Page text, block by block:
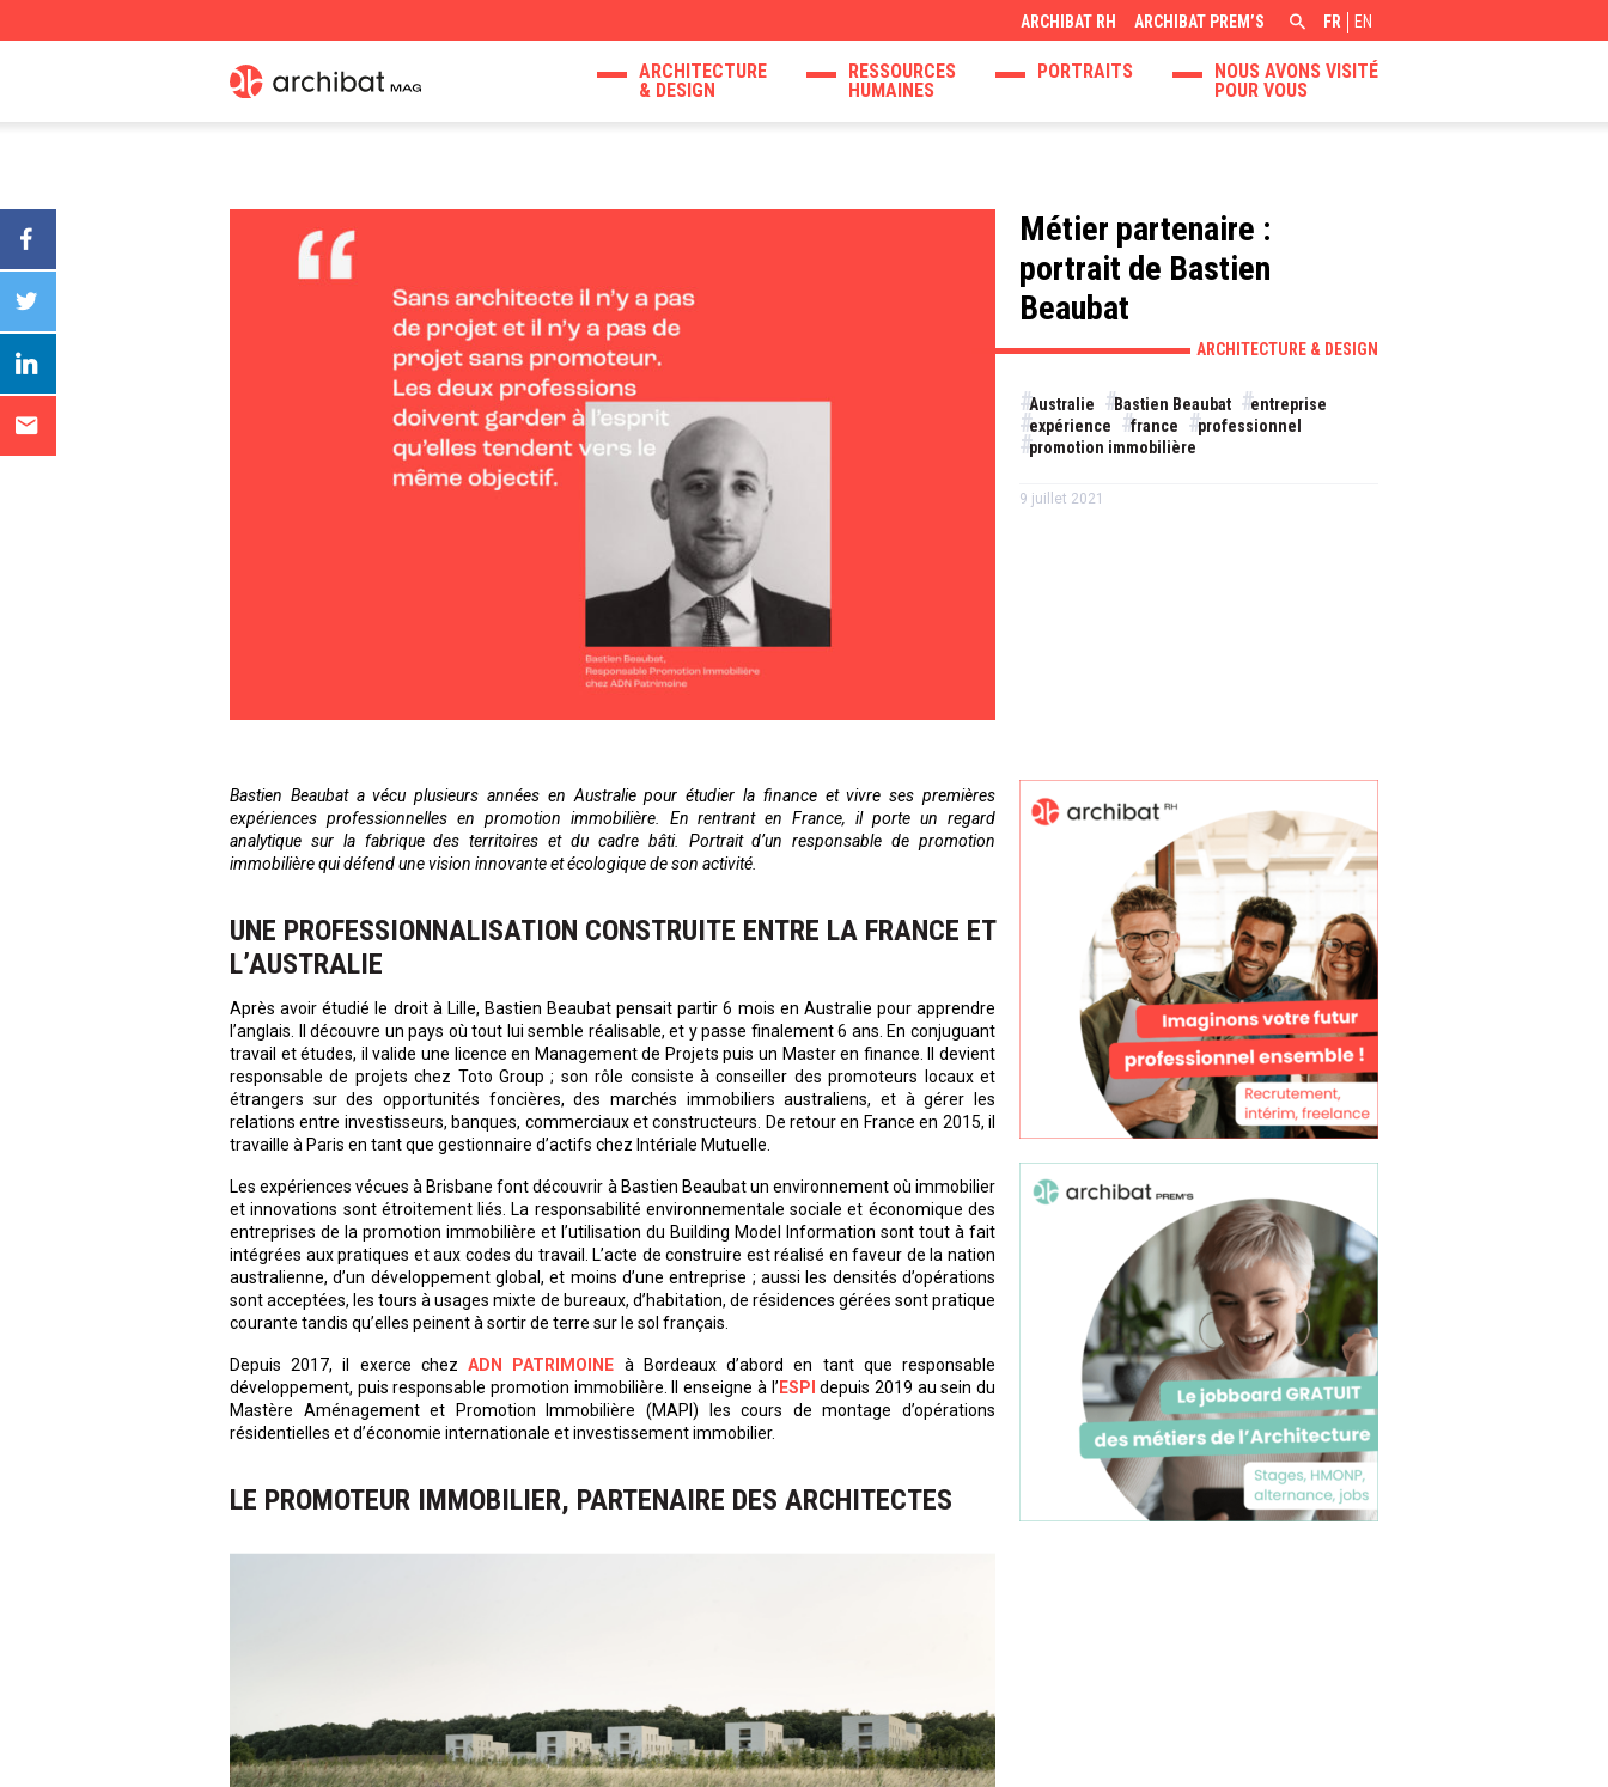
ARCHIBAT RH ARCHIBAT PREM’S FR EN
ARCHITECTURE
& DESIGN
RESSOURCES
HUMAINES
PORTRAITS
NOUS AVONS VISITÉ
POUR VOUS
Métier partenaire :
portrait de Bastien
Beaubat
ARCHITECTURE & DESIGN
Australie Bastien Beaubat
entreprise
expérience
france
professionnel
promotion immobilière
9 juillet 2021
Bastien Beaubat a vécu plusieurs années en Australie pour étudier la finance et vivre ses premières
expériences professionnelles en promotion immobilière. En rentrant en France, il porte un regard
analytique sur la fabrique des territoires et du cadre bâti. Portrait d’un responsable de promotion
immobilière qui défend une vision innovante et écologique de son activité.
UNE PROFESSIONNALISATION CONSTRUITE ENTRE LA FRANCE ET
L’AUSTRALIE
Après avoir étudié le droit à Lille, Bastien Beaubat pensait partir 6 mois en Australie pour apprendre
l’anglais. Il découvre un pays où tout lui semble réalisable, et y passe finalement 6 ans. En conjuguant
travail et études, il valide une licence en Management de Projets puis un Master en finance. Il devient
responsable de projets chez Toto Group ; son rôle consiste à conseiller des promoteurs locaux et
étrangers sur des opportunités foncières, des marchés immobiliers australiens, et à gérer les
relations entre investisseurs, banques, commerciaux et constructeurs. De retour en France en 2015, il
travaille à Paris en tant que gestionnaire d’actifs chez Intériale Mutuelle.
Les expériences vécues à Brisbane font découvrir à Bastien Beaubat un environnement où immobilier
et innovations sont étroitement liés. La responsabilité environnementale sociale et économique des
entreprises de la promotion immobilière et l’utilisation du Building Model Information sont tout à fait
intégrées aux pratiques et aux codes du travail. L’acte de construire est réalisé en faveur de la nation
australienne, d’un développement global, et moins d’une entreprise ; aussi les densités d’opérations
sont acceptées, les tours à usages mixte de bureaux, d’habitation, de résidences gérées sont pratique
courante tandis qu’elles peinent à sortir de terre sur le sol français.
Depuis 2017, il exerce chezADN PATRIMOINE à Bordeaux d’abord en tant que responsable
développement, puis responsable promotion immobilière. Il enseigne à l’ ESPI depuis 2019 au sein du
Mastère Aménagement et Promotion Immobilière (MAPI) les cours de montage d’opérations
résidentielles et d’économie internationale et investissement immobilier.
LE PROMOTEUR IMMOBILIER, PARTENAIRE DES ARCHITECTES